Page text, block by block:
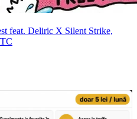
feat. Deliric X Silent Strike,